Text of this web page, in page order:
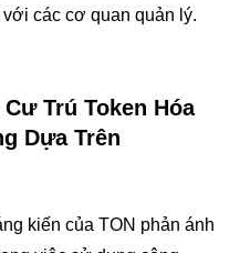
các cơ quan quản lý.
Trú Token Hóa
Dựa Trên
kiến của TON phản ánh